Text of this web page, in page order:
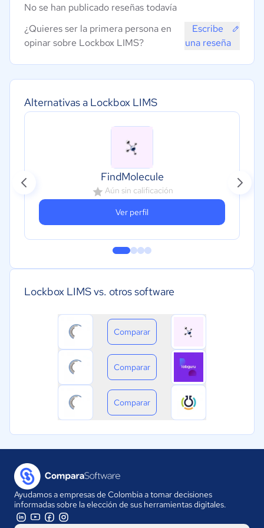
Alternativas a Lockbox LIMS
FindMolecule
Aún sin calificación
Ver perfil
Lockbox LIMS vs. otros software
Comparar
Comparar
Comparar
No se han publicado reseñas todavía
¿Quieres ser la primera persona en
opinar sobre Lockbox LIMS?
Escribe
una reseña
Ayudamos a empresas de Colombia a tomar decisiones
informadas sobre la elección de sus herramientas digitales.